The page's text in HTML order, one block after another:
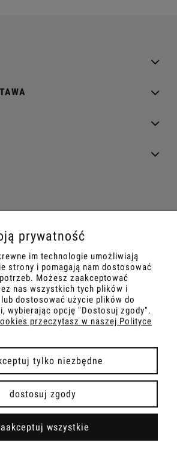
6372216739
pełną wersję strony
Powered bykITesoft.
prywatność
im technologie umożliwiają
strony i pomagają nam dostosować
Możesz zaakceptować
nas wszystkich tych plików i
dostosować użycie plików do
wybierając opcję "Dostosuj zgody".
przeczytasz w naszej Polityce
tylko niezbędne
dostosuj zgody
wszystkie